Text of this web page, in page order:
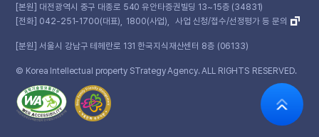
로
드,
리
기
따
른
[본원]
대전광역시 중구 대종로 540 유안타증권빌딩 13~15층 (34831)
[전화] 042-251-1700(대표) 1800(사업) 사업 신청/접수/선정평가 등 문의
[분원] 서울시 강남구 테헤란로 131 한국지식재산센터 8층 (06133)
© Korea Intellectual property STrategy Agency. ALL RIGHTS RESERVED.